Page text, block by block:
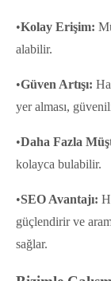
•Kolay Erişim:
alabilir.
•Güven Artışı:
yer alması,
•Daha Fazla
kolayca bulabilir.
•SEO Avantajı:
güçlendirir ve
sağlar.